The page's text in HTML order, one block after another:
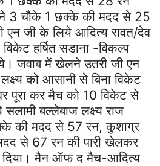
ने 3 चौके 1 छक्के की मदद से 25
एन जी के लिये आदित्य रावत/देव
हर्षित सडाना -विकल्प
जवाब में खेलने उतरी जी एन
लक्ष्य को आसानी से बिना विकेट
पूरा कर मैच को 10 विकेट से
बल्लेबाज लक्ष्य राज
की मदद से 57 रन, कुशाग्र
से 67 रन की पारी खेलकर
दिया। मैन ऑफ द मैच-आदित्य